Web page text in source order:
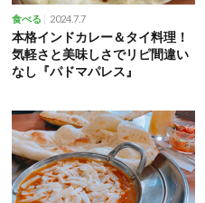
食べる 2024.7.7
本格インドカレー＆タイ料理！
気軽さと美味しさでリピ間違い
なし『パドマパレス』